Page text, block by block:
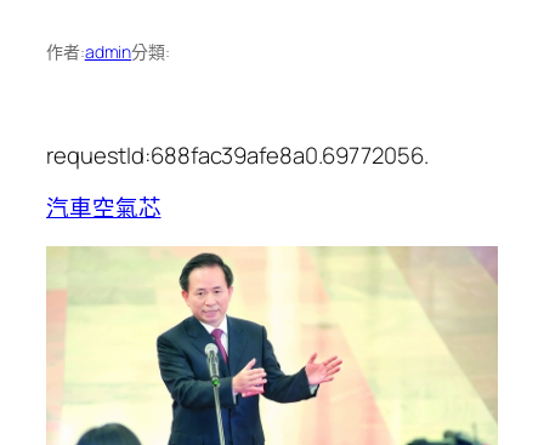
作者:admin分類:
requestId:688fac39afe8a0.69772056.
汽車空氣芯